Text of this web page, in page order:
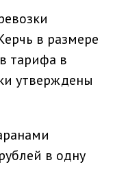
в размере
тарифа в
утверждены
в одну